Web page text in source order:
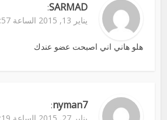
SARMAD
:
يناير 13, 2015 الساعة 12:57 م
هلو هاني اني اصبحت عضو عندك
nyman7
: